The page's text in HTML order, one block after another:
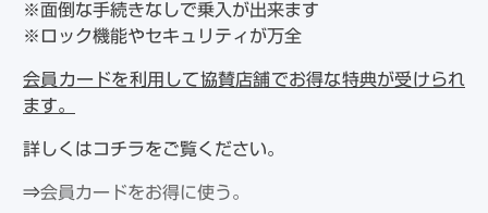
※面倒な手続きなしで乗入が出来ます
※ロック機能やセキュリティが万全
会員カードを利用して協賛店舗でお得な特典が受けられ
ます。
詳しくはコチラをご覧ください。
⇒会員カードをお得に使う。